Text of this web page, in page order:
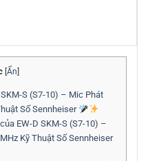
Ẩn
S (S7-10) – Mic Phát
Số Sennheiser
EW-D SKM-S (S7-10) –
Kỹ Thuật Số Sennheiser